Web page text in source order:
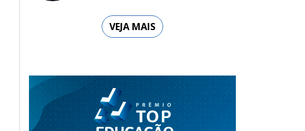
VEJA MAIS